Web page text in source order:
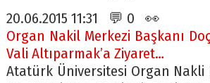
20.06.2015 11:31 💬 0 👀
Organ Nakil Merkezi Başkanı
Vali Altıparmak’a Ziyaret…
Atatürk Üniversitesi Organ Nakli